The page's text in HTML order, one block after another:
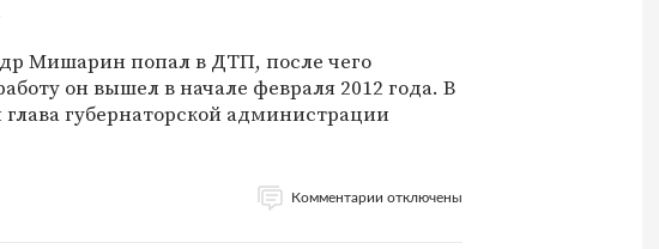
Мишарин попал в ДТП, после чего
он вышел в начале февраля 2012 года. В
губернаторской администрации
Комментарии отключены